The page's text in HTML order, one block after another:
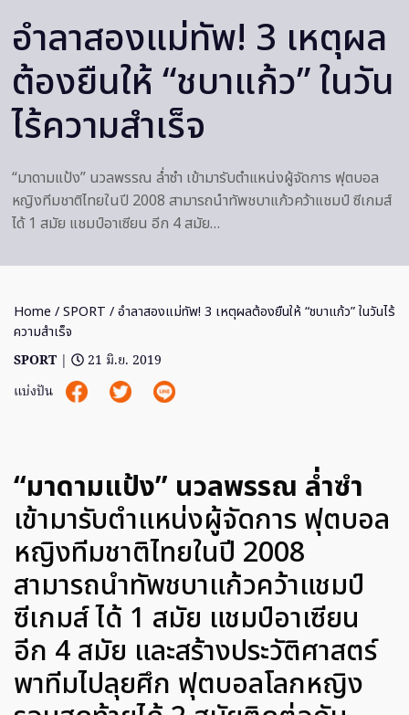
อำลาสองแม่ทัพ! 3 เหตุผล
ต้องยืนให้ “ชบาแก้ว” ในวัน
ไร้ความสำเร็จ
“มาดามแป้ง” นวลพรรณ ล่ำซำ เข้ามารับตำแหน่งผู้จัดการ ฟุตบอล
หญิงทีมชาติไทยในปี 2008 สามารถนำทัพชบาแก้วคว้าแชมป์ ซีเกมส์
ได้ 1 สมัย แชมป์อาเซียน อีก 4 สมัย…
Home /SPORT / อำลาสองแม่ทัพ! 3 เหตุผลต้องยืนให้ “ชบาแก้ว” ในวันไร้
ความสำเร็จ
SPORT |
21 มิ.ย. 2019
แบ่งปัน
“มาดามแป้ง” นวลพรรณ ล่ำซำ
เข้ามารับตำแหน่งผู้จัดการ ฟุตบอล
หญิงทีมชาติไทยในปี 2008
สามารถนำทัพชบาแก้วคว้าแชมป์
ซีเกมส์ ได้ 1 สมัย แชมป์อาเซียน
อีก 4 สมัย และสร้างประวัติศาสตร์
พาทีมไปลุยศึก ฟุตบอลโลกหญิง